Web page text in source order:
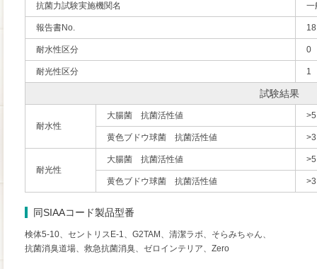
抗菌力試験実施機関名 一
報告書No.
耐水性区分 0
耐光性区分 1
試験結果
耐水性
大腸菌 抗菌活性値
黄色ブドウ球菌 抗菌活性値
耐光性
大腸菌 抗菌活性値
黄色ブドウ球菌 抗菌活性値
同SIAAコード製品型番
検体5-10、セントリスE-1、G2TAM、清潔ラボ、そらみちゃん、
抗菌消臭道場、救急抗菌消臭、ゼロインテリア、Zero